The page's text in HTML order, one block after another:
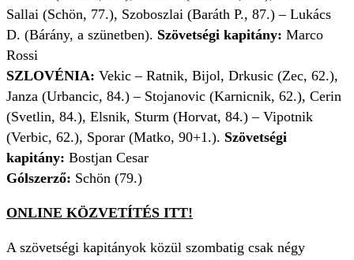
Sallai (Schön, 77.), Szoboszlai (Baráth P., 87.) – Lukács
D. (Bárány, a szünetben). Szövetségi kapitány: Marco
Rossi
SZLOVÉNIA: Vekic – Ratnik, Bijol, Drkusic (Zec, 62.),
Janza (Urbancic, 84.) – Stojanovic (Karnicnik, 62.), Cerin
(Svetlin, 84.), Elsnik, Sturm (Horvat, 84.) – Vipotnik
(Verbic, 62.), Sporar (Matko, 90+1.). Szövetségi
kapitány: Bostjan Cesar
Gólszerző: Schön (79.)
ONLINE KÖZVETÍTÉS ITT!
A szövetségi kapitányok közül szombatig csak négy